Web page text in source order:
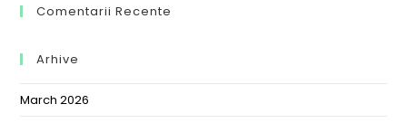
Comentarii Recente
Arhive
March 2026